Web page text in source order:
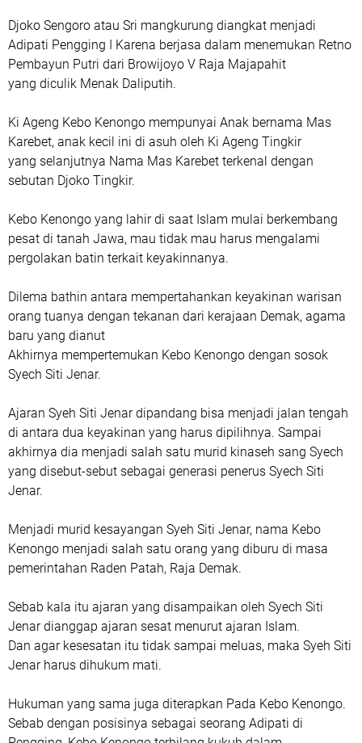
Djoko Sengoro atau Sri mangkurung diangkat menjadi
Adipati Pengging I Karena berjasa dalam menemukan Retno
Pembayun Putri dari Browijoyo V Raja Majapahit
yang diculik Menak Daliputih.
Ki Ageng Kebo Kenongo mempunyai Anak bernama Mas
Karebet, anak kecil ini di asuh oleh Ki Ageng Tingkir
yang selanjutnya Nama Mas Karebet terkenal dengan
sebutan Djoko Tingkir.
Kebo Kenongo yang lahir di saat Islam mulai berkembang
pesat di tanah Jawa, mau tidak mau harus mengalami
pergolakan batin terkait keyakinnanya.
Dilema bathin antara mempertahankan keyakinan warisan
orang tuanya dengan tekanan dari kerajaan Demak, agama
baru yang dianut
Akhirnya mempertemukan Kebo Kenongo dengan sosok
Syech Siti Jenar.
Ajaran Syeh Siti Jenar dipandang bisa menjadi jalan tengah
di antara dua keyakinan yang harus dipilihnya. Sampai
akhirnya dia menjadi salah satu murid kinaseh sang Syech
yang disebut-sebut sebagai generasi penerus Syech Siti
Jenar.
Menjadi murid kesayangan Syeh Siti Jenar, nama Kebo
Kenongo menjadi salah satu orang yang diburu di masa
pemerintahan Raden Patah, Raja Demak.
Sebab kala itu ajaran yang disampaikan oleh Syech Siti
Jenar dianggap ajaran sesat menurut ajaran Islam.
Dan agar kesesatan itu tidak sampai meluas, maka Syeh Siti
Jenar harus dihukum mati.
Hukuman yang sama juga diterapkan Pada Kebo Kenongo.
Sebab dengan posisinya sebagai seorang Adipati di